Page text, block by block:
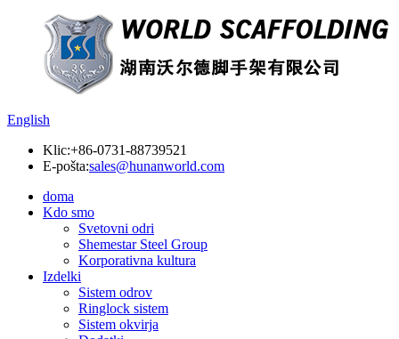
English
Klic:+86-0731-88739521
E-pošta:sales@hunanworld.com
doma
Kdo smo
Svetovni odri
Shemestar Steel Group
Korporativna kultura
Izdelki
Sistem odrov
Ringlock sistem
Sistem okvirja